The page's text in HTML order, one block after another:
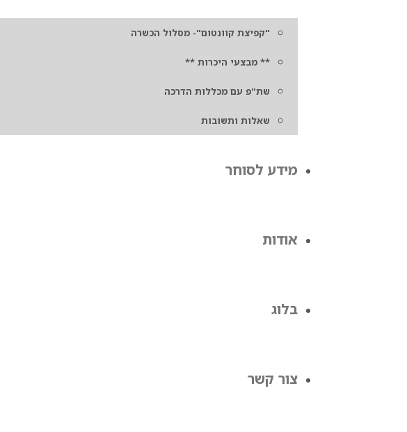
"קפיצת קוונטום"- מסלול הכשרה
** מבצעי היכרות **
שת"פ עם מכללות הדרכה
שאלות ותשובות
מידע לסוחר
אודות
בלוג
צור קשר